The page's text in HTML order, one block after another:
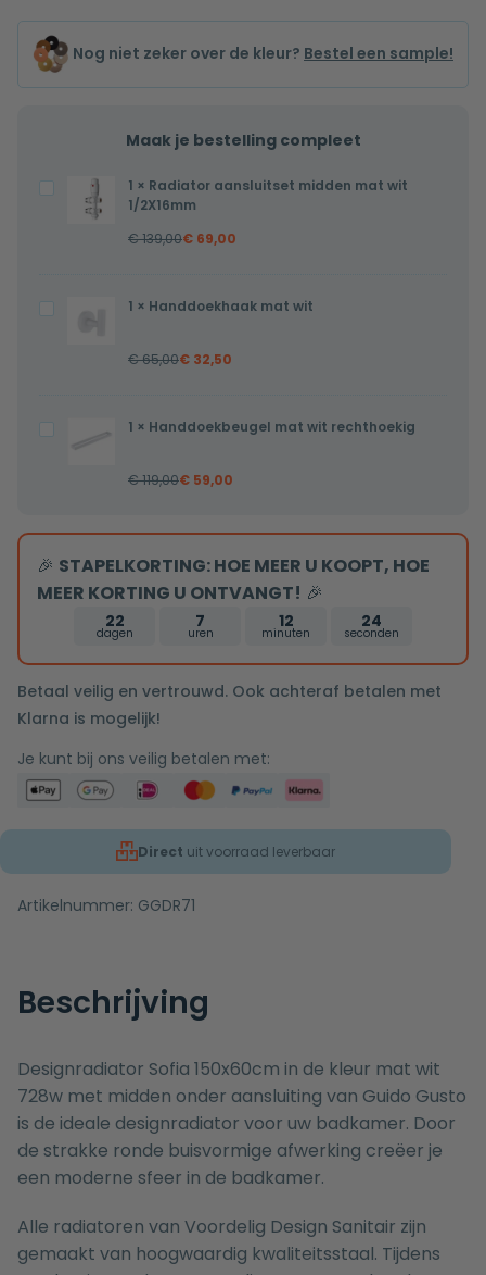
Nog niet zeker over de kleur? Bestel een sample!
Maak je bestelling compleet
Radiator
aansluitset
1/2X16mm
1 × Radiator aansluitset midden mat wit
1/2X16mm
€139,00€ 69,00
Handdoekhaak
1 × Handdoekhaak mat wit
€65,00€ 32,50
Handdoekbeugel
1 × Handdoekbeugel mat wit rechthoekig
€119,00€ 59,00
🎉 STAPELKORTING: HOE MEER U KOOPT, HOE
MEER KORTING U ONTVANGT! 🎉
22
dagen
7
uren
12
minuten
23
seconden
Betaal veilig en vertrouwd. Ook achteraf betalen met
Klarna is mogelijk!
Je kunt bij ons veilig betalen met:
Direct uit voorraad leverbaar
Artikelnummer: GGDR71
Beschrijving
Designradiator Sofia 150x60cm in de kleur mat wit
728w met midden onder aansluiting van Guido Gusto
is de ideale designradiator voor uw badkamer. Door
de strakke ronde buisvormige afwerking creëer je
een moderne sfeer in de badkamer.
Alle radiatoren van Voordelig Design Sanitair zijn
gemaakt van hoogwaardig kwaliteitsstaal. Tijdens